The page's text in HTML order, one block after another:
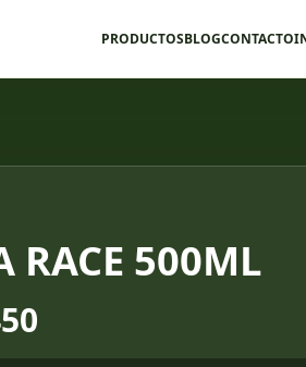
PRODUCTOSBLOGCONTACTO
RACE 500ML